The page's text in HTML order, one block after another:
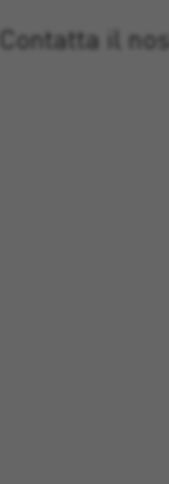
Contatta il